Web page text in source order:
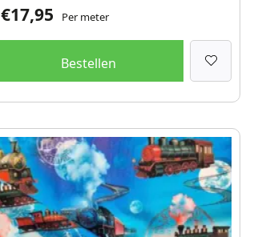
€17,95 Per meter
Bestellen